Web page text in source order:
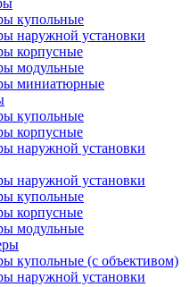
купольные
наружной установки
корпусные
модульные
миниатюрные
купольные
корпусные
наружной установки
наружной установки
купольные
корпусные
модульные
купольные (с объективом)
наружной установки